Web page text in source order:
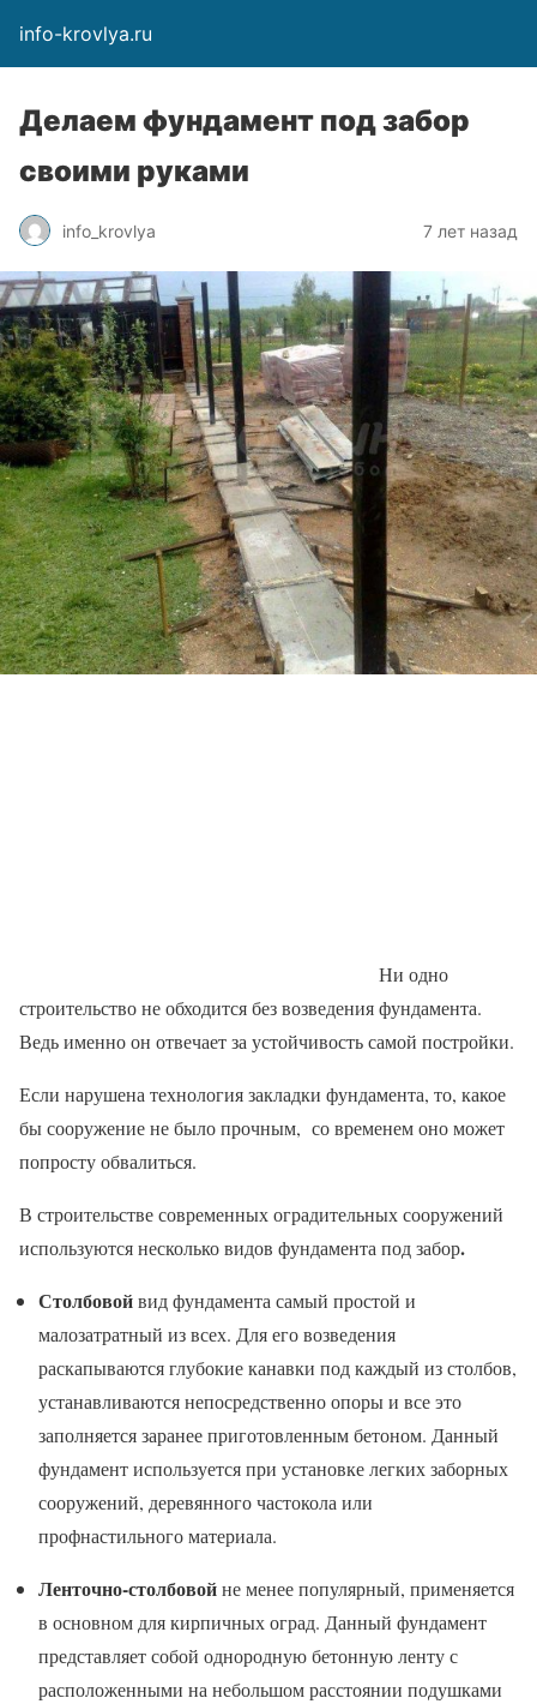
info-krovlya.ru
Делаем фундамент под забор
своими руками
info_krovlya 7 лет назад
Ни одно
строительство не обходится без возведения фундамента.
Ведь именно он отвечает за устойчивость самой постройки.
Если нарушена технология закладки фундамента, то, какое
бы сооружение не было прочным, со временем оно может
попросту обвалиться.
В строительстве современных оградительных сооружений
используются несколько видов фундамента под забор.
Столбовойвид фундамента самый простой и
малозатратный из всех. Для его возведения
раскапываются глубокие канавки под каждый из столбов,
устанавливаются непосредственно опоры и все это
заполняется заранее приготовленным бетоном. Данный
фундамент используется при установке легких заборных
сооружений, деревянного частокола или
профнастильного материала.
Ленточно-столбовойне менее популярный, применяется
в основном для кирпичных оград. Данный фундамент
представляет собой однородную бетонную ленту с
расположенными на небольшом расстоянии подушками